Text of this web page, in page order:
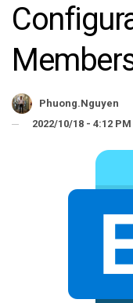
Phuong.nguyen
2022/10/18 - 4:12 PM